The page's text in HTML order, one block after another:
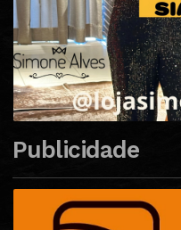
Publicidade